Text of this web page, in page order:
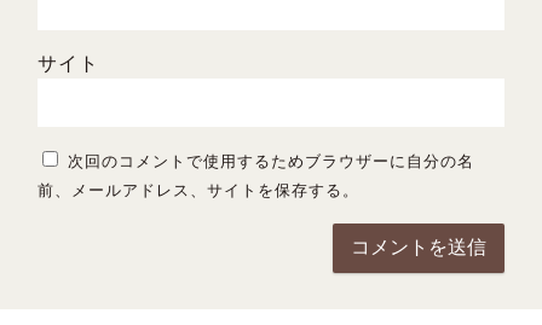
サイト
次回のコメントで使用するためブラウザーに自分の名
前、メールアドレス、サイトを保存する。